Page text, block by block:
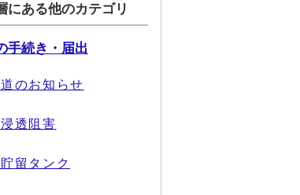
にある他のカテゴリ
手続き・届出
のお知らせ
透阻害
留タンク